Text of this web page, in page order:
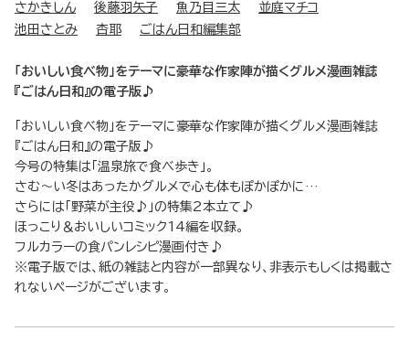
さかきしん
後藤羽矢子 魚乃目三太
並庭マチコ
池田さとみ
杏耶 ごはん日和編集部
「おいしい食べ物」をテーマに豪華な作家陣が描くグルメ漫画雑誌
『ごはん日和』の電子版♪
「おいしい食べ物」をテーマに豪華な作家陣が描くグルメ漫画雑誌
『ごはん日和』の電子版♪
今号の特集は「温泉旅で食べ歩き」。
さむ～い冬はあったかグルメで心も体もぽかぽかに…
さらには「野菜が主役♪」の特集2本立て♪
ほっこり＆おいしいコミック14編を収録。
フルカラーの食パンレシピ漫画付き♪
※電子版では、紙の雑誌と内容が一部異なり、非表示もしくは掲載さ
れないページがございます。